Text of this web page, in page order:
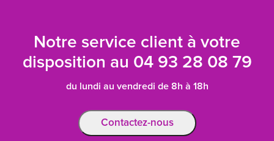
Notre service client à votre
disposition au 04 93 28 08 79
du lundi au vendredi de 8h à 18h
Contactez-nous